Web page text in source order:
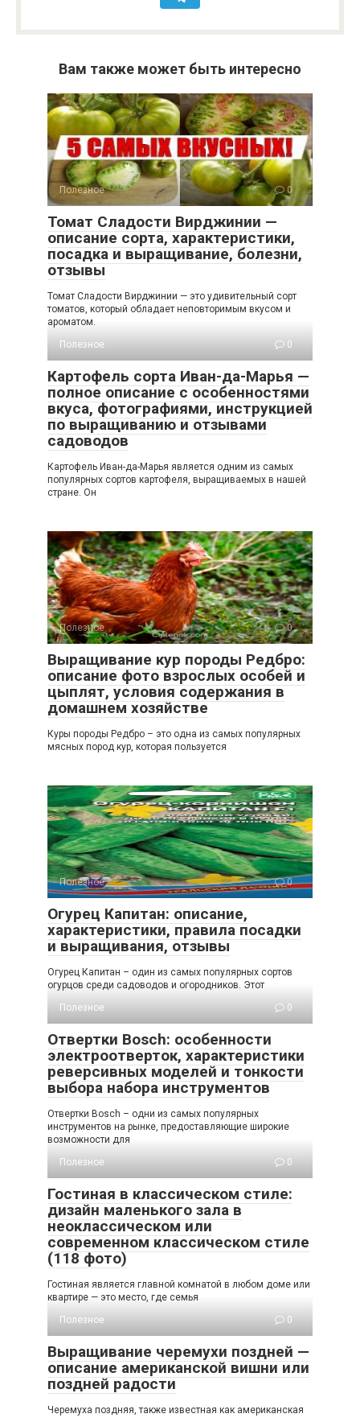
Вам также может быть интересно
Полезное 0
Томат Сладости Вирджинии —
описание сорта, характеристики,
посадка и выращивание, болезни,
отзывы
Томат Сладости Вирджинии — это удивительный сорт
томатов, который обладает неповторимым вкусом и
ароматом.
Полезное
0
Картофель сорта Иван-да-Марья —
полное описание с особенностями
вкуса, фотографиями, инструкцией
по выращиванию и отзывами
садоводов
Картофель Иван-да-Марья является одним из самых
популярных сортов картофеля, выращиваемых в нашей
стране. Он
Полезное 0
Выращивание кур породы Редбро:
описание фото взрослых особей и
цыплят, условия содержания в
домашнем хозяйстве
Куры породы Редбро – это одна из самых популярных
мясных пород кур, которая пользуется
Полезное 0
Огурец Капитан: описание,
характеристики, правила посадки
и выращивания, отзывы
Огурец Капитан – один из самых популярных сортов
огурцов среди садоводов и огородников. Этот
Полезное
0
Отвертки Bosch: особенности
электроотверток, характеристики
реверсивных моделей и тонкости
выбора набора инструментов
Отвертки Bosch – одни из самых популярных
инструментов на рынке, предоставляющие широкие
возможности для
Полезное
0
Гостиная в классическом стиле:
дизайн маленького зала в
неоклассическом или
современном классическом стиле
(118 фото)
Гостиная является главной комнатой в любом доме или
квартире — это место, где семья
Полезное
0
Выращивание черемухи поздней —
описание американской вишни или
поздней радости
Черемуха поздняя, также известная как американская